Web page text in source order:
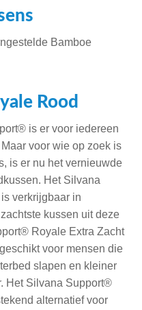
Bamboe
Rood
is er voor iedereen
voor wie op zoek is
is er nu het vernieuwde
Het Silvana
verkrijgbaar in
kussen uit deze
Royale Extra Zacht
voor mensen die
slapen en kleiner
Het Silvana Support®
alternatief voor